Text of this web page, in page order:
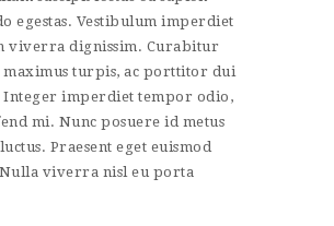
egestas. Vestibulum imperdiet
viverra dignissim. Curabitur
maximus turpis, ac porttitor dui
Integer imperdiet tempor odio,
mi. Nunc posuere id metus
Praesent eget euismod
viverra nisl eu porta